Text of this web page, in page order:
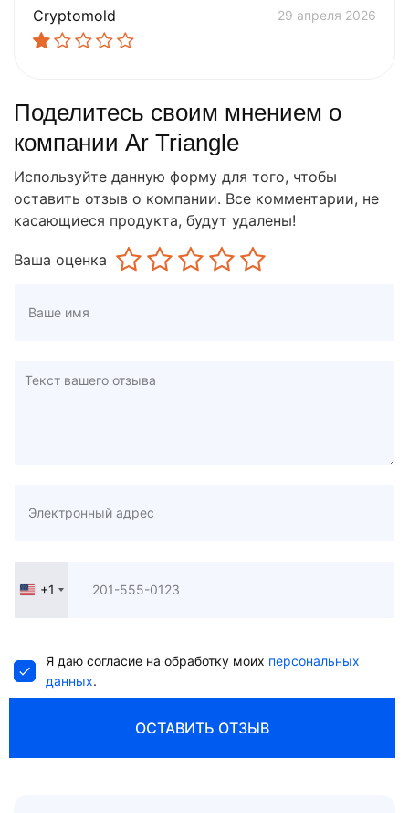
Cryptomold
29 апреля 2026
Поделитесь своим мнением о
компании Ar Triangle
Используйте данную форму для того, чтобы
оставить отзыв о компании. Все комментарии, не
касающиеся продукта, будут удалены!
Ваша оценка
United
+1
Я даю согласие на обработку моих персональных
данных.
ОСТАВИТЬ ОТЗЫВ